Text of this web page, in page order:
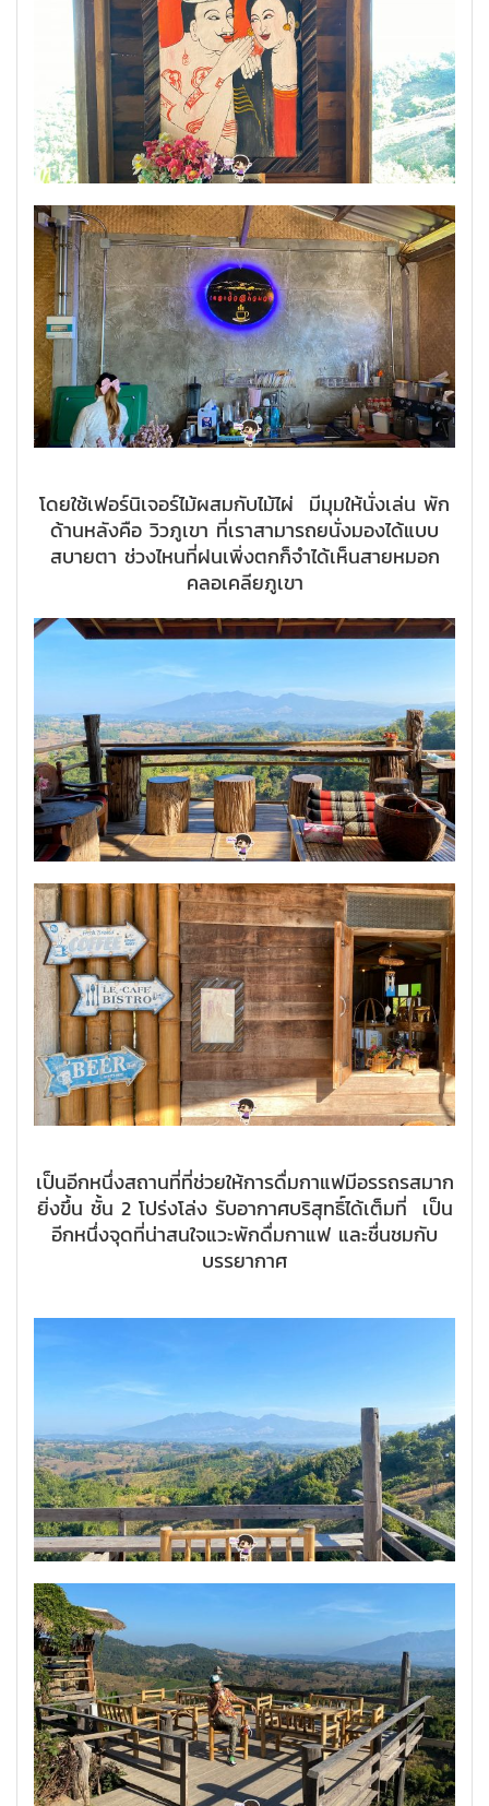
โดยใช้เฟอร์นิเจอร์ไม้ผสมกับไม้ไผ่ มีมุมให้นั่งเล่น พัก
ด้านหลังคือ วิวภูเขา ที่เราสามารถยนั่งมองได้แบบ
สบายตา ช่วงไหนที่ฝนเพิ่งตกก็จำได้เห็นสายหมอก
คลอเคลียภูเขา
เป็นอีกหนึ่งสถานที่ที่ช่วยให้การดื่มกาแฟมีอรรถรสมาก
ยิ่งขึ้น ชั้น 2 โปร่งโล่ง รับอากาศบริสุทธิ์ได้เต็มที่ เป็น
อีกหนึ่งจุดที่น่าสนใจแวะพักดื่มกาแฟ และชื่นชมกับ
บรรยากาศ